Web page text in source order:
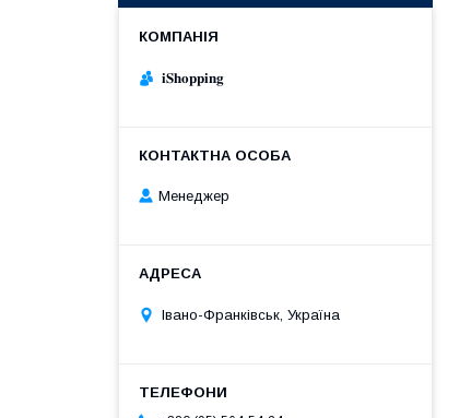
𝐢𝐒𝐡𝐨𝐩𝐩𝐢𝐧𝐠
Менеджер
Івано-Франківськ, Україна